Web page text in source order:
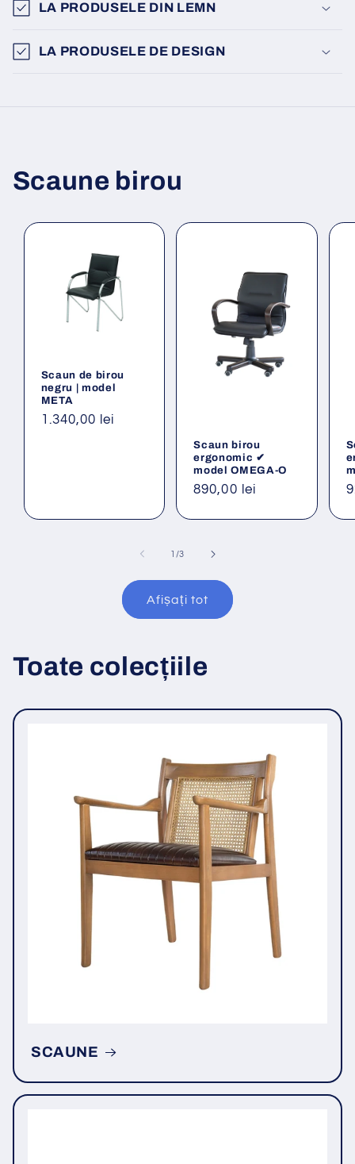
LA PRODUSELE DIN LEMN
LA PRODUSELE DE DESIGN
Scaune birou
Scaun de birou
negru | model
META
Preț
1.340,00 lei
Scaun birou
ergonomic ✔
model OMEGA-O
Preț
890,00 lei
1 /din
3
Afișați tot
Toate colecțiile
SCAUNE